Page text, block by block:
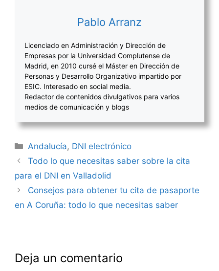
Pablo Arranz
Licenciado en Administración y Dirección de
Empresas por la Universidad Complutense de
Madrid, en 2010 cursé el Máster en Dirección de
Personas y Desarrollo Organizativo impartido por
ESIC. Interesado en social media.
Redactor de contenidos divulgativos para varios
medios de comunicación y blogs
Categorías
Andalucía, DNI electrónico
Navegación
entradas
Todo lo que necesitas saber sobre la cita
para el DNI en Valladolid
Consejos para obtener tu cita de pasaporte
en A Coruña: todo lo que necesitas saber
Deja un comentario